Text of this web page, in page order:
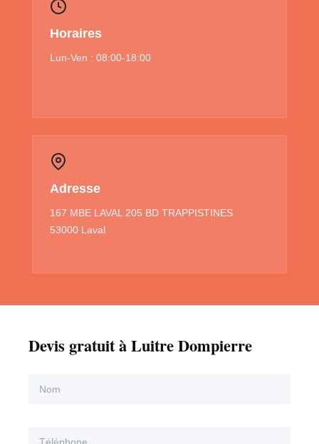
Horaires
Lun-Ven : 08:00-18:00
Adresse
167 MBE LAVAL 205 BD TRAPPISTINES
53000 Laval
Devis gratuit à Luitre Dompierre